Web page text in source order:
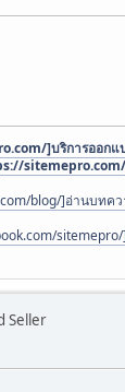
]บริการออกแ
sitemepro.com/
blog/]อ่านบทค
Seller